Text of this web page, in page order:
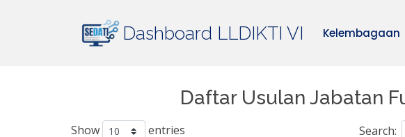
Dashboard LLDIKTI VI Kelembagaan
Daftar Usulan Jabatan
Show entries Search: